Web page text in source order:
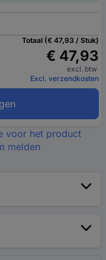
Totaal (€ 47,93 / Stuk)
€ 47,93
excl. btw
Excl. verzendkosten
voor het product
melden